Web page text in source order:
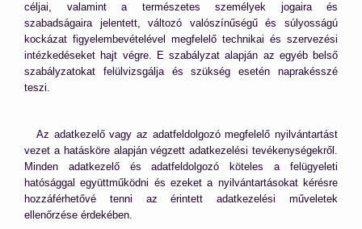
céljai, valamint a természetes személyek jogaira és
szabadságaira jelentett, változó valószínűségű és súlyosságú
kockázat figyelembevételével megfelelő technikai és szervezési
intézkedéseket hajt végre. E szabályzat alapján az egyéb belső
szabályzatokat felülvizsgálja és szükség esetén naprakésszé
teszi.
Az adatkezelő vagy az adatfeldolgozó megfelelő nyilvántartást
vezet a hatásköre alapján végzett adatkezelési tevékenységekről.
Minden adatkezelő és adatfeldolgozó köteles a felügyeleti
hatósággal együttműködni és ezeket a nyilvántartásokat kérésre
hozzáférhetővé tenni az érintett adatkezelési műveletek
ellenőrzése érdekében.